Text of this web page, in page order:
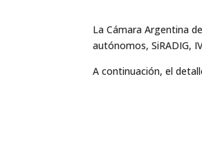
La Cámara Argentina
autónomos, SiRADIG,
A continuación, el